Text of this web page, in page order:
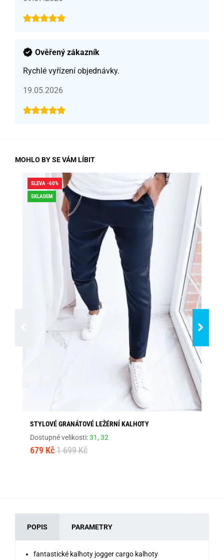
Ověřený zákazník
Rychlé vyřízení objednávky.
19.05.2026
MOHLO BY SE VÁM LÍBIT
SLEVA -60%
SKLADEM
STYLOVÉ GRANÁTOVÉ LEŽÉRNÍ KALHOTY
Dostupné velikosti:31,32
679 Kč 1 699 Kč
POPIS PARAMETRY
fantastické kalhoty jogger cargo kalhoty